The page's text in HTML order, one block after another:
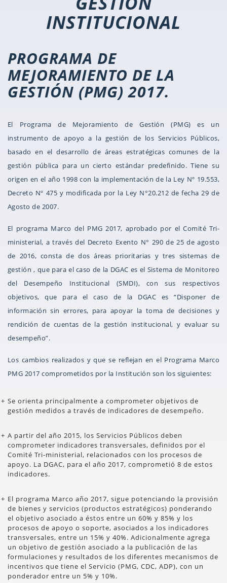
INSTITUCIONAL
PROGRAMA DE
MEJORAMIENTO DE LA
GESTIÓN (PMG) 2017.
El Programa de Mejoramiento de Gestión (PMG) es un
instrumento de apoyo a la gestión de los Servicios Públicos,
basado en el desarrollo de áreas estratégicas comunes de la
gestión pública para un cierto estándar predefinido. Tiene su
origen en el año 1998 con la implementación de la Ley Nº 19.553,
Decreto Nº 475 y modificada por la Ley N°20.212 de fecha 29 de
Agosto de 2007.
El programa Marco del PMG 2017, aprobado por el Comité Tri-
ministerial, a través del Decreto Exento N° 290 de 25 de agosto
de 2016, consta de dos áreas prioritarias y tres sistemas de
gestión , que para el caso de la DGAC es el Sistema de Monitoreo
del Desempeño Institucional (SMDI), con sus respectivos
objetivos, que para el caso de la DGAC es “Disponer de
información sin errores, para apoyar la toma de decisiones y
rendición de cuentas de la gestión institucional, y evaluar su
desempeño”.
Los cambios realizados y que se reflejan en el Programa Marco
PMG 2017 comprometidos por la Institución son los siguientes:
Se orienta principalmente a comprometer objetivos de
gestión medidos a través de indicadores de desempeño.
A partir del año 2015, los Servicios Públicos deben
comprometer indicadores transversales, definidos por el
Comité Tri-ministerial, relacionados con los procesos de
apoyo. La DGAC, para el año 2017, comprometió 8 de estos
indicadores.
El programa Marco año 2017, sigue potenciando la provisión
de bienes y servicios (productos estratégicos) ponderando
el objetivo asociado a éstos entre un 60% y 85% y los
procesos de apoyo o soporte, asociados a los indicadores
transversales, entre un 15% y 40%. Adicionalmente agrega
un objetivo de gestión asociado a la publicación de las
formulaciones y resultados de los diferentes mecanismos de
incentivos que tiene el Servicio (PMG, CDC, ADP), con un
ponderador entre un 5% y 10%.